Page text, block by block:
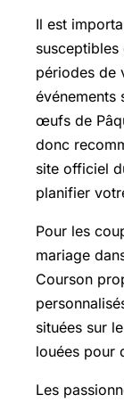
Il est
périodes de
événements
œufs de
donc
site officiel
planifier
Pour les
mariage
Courson
situées sur
louées pour
Les